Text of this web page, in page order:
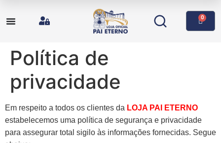
0
Política de
privacidade
Em respeito a todos os clientes da LOJA PAI ETERNO
estabelecemos uma política de segurança e privacidade
para assegurar total sigilo às informações fornecidas. Segue